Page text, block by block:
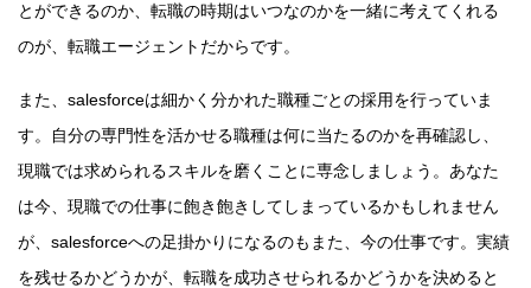
とができるのか、転職の時期はいつなのかを一緒に考えてくれる
のが、転職エージェントだからです。
また、salesforceは細かく分かれた職種ごとの採用を行っていま
す。自分の専門性を活かせる職種は何に当たるのかを再確認し、
現職では求められるスキルを磨くことに専念しましょう。あなた
は今、現職での仕事に飽き飽きしてしまっているかもしれません
が、salesforceへの足掛かりになるのもまた、今の仕事です。実績
を残せるかどうかが、転職を成功させられるかどうかを決めると